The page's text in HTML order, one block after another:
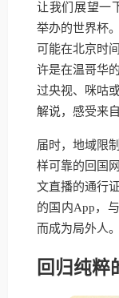
让我们展望一
举办的世界杯
可能在北京时
许是在温哥华
过央视、咪咕
解说，感受来
届时，地域限
样可靠的回国
文直播的通行
的国内App，
而成为局外人。
回归纯粹